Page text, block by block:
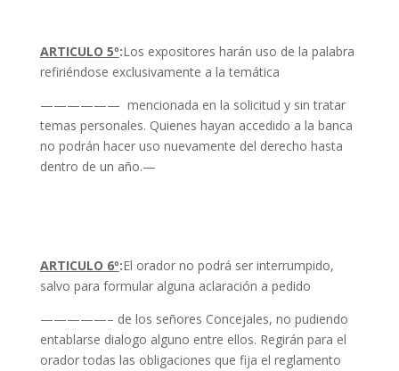
ARTICULO 5º:Los expositores harán uso de la palabra
refiriéndose exclusivamente a la temática
—————— mencionada en la solicitud y sin tratar
temas personales. Quienes hayan accedido a la banca
no podrán hacer uso nuevamente del derecho hasta
dentro de un año.—
ARTICULO 6º:El orador no podrá ser interrumpido,
salvo para formular alguna aclaración a pedido
—————– de los señores Concejales, no pudiendo
entablarse dialogo alguno entre ellos. Regirán para el
orador todas las obligaciones que fija el reglamento